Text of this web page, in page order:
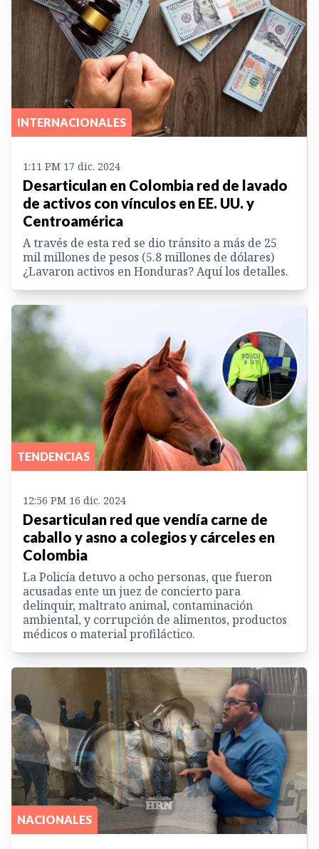
INTERNACIONALES
1:11 PM 17 dic. 2024
Desarticulan en Colombia red de lavado
de activos con vínculos en EE. UU. y
Centroamérica
A través de esta red se dio tránsito a más de 25
mil millones de pesos (5.8 millones de dólares)
¿Lavaron activos en Honduras? Aquí los detalles.
TENDENCIAS
12:56 PM 16 dic. 2024
Desarticulan red que vendía carne de
caballo y asno a colegios y cárceles en
Colombia
La Policía detuvo a ocho personas, que fueron
acusadas ente un juez de concierto para
delinquir, maltrato animal, contaminación
ambiental, y corrupción de alimentos, productos
médicos o material profiláctico.
NACIONALES